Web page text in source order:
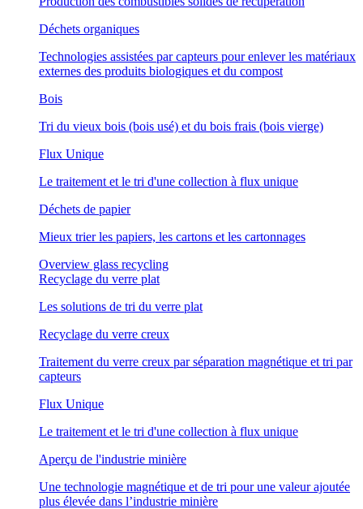
Déchets organiques
Technologies assistées par capteurs pour enlever les matériaux
externes des produits biologiques et du compost
Bois
Tri du vieux bois (bois usé) et du bois frais (bois vierge)
Flux Unique
Le traitement et le tri d'une collection à flux unique
Déchets de papier
Mieux trier les papiers, les cartons et les cartonnages
Overview glass recycling
Recyclage du verre plat
Les solutions de tri du verre plat
Recyclage du verre creux
Traitement du verre creux par séparation magnétique et tri par
capteurs
Flux Unique
Le traitement et le tri d'une collection à flux unique
Aperçu de l'industrie minière
Une technologie magnétique et de tri pour une valeur ajoutée
plus élevée dans l’industrie minière